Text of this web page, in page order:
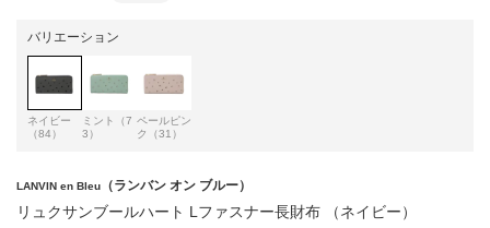
バリエーション
ネイビー
（84）
ミント（7
3）
ペールピン
ク（31）
LANVIN en Bleu （ランバン オン ブルー）
リュクサンブールハート Lファスナー長財布 （ネイビー）